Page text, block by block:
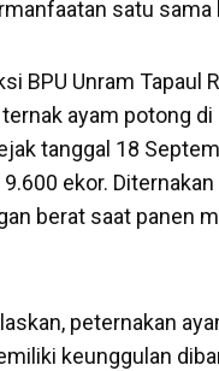
satu sama
BPU Unram Tapaul
ayam potong di
tanggal 18
ekor.
berat saat panen
peternakan
keunggulan